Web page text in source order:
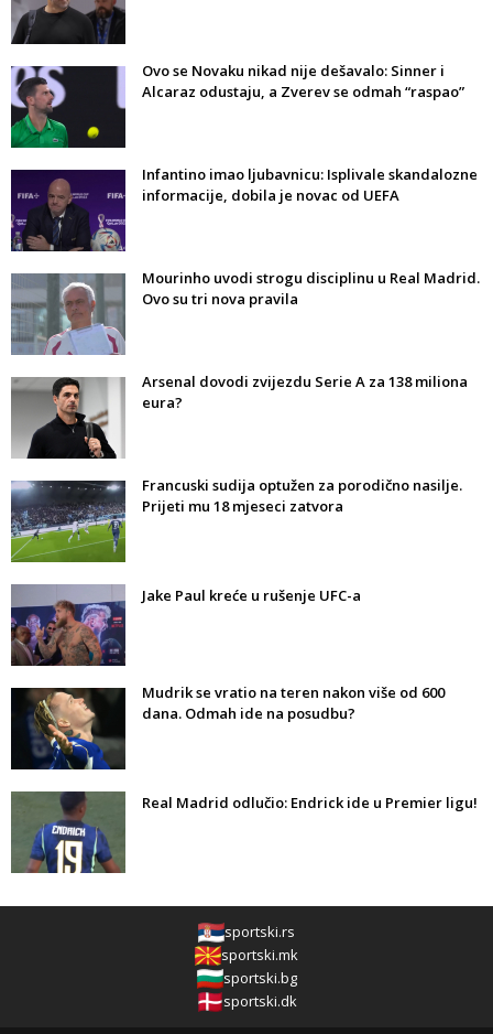
Ovo se Novaku nikad nije dešavalo: Sinner i
Alcaraz odustaju, a Zverev se odmah “raspao”
Infantino imao ljubavnicu: Isplivale skandalozne
informacije, dobila je novac od UEFA
Mourinho uvodi strogu disciplinu u Real Madrid.
Ovo su tri nova pravila
Arsenal dovodi zvijezdu Serie A za 138 miliona
eura?
Francuski sudija optužen za porodično nasilje.
Prijeti mu 18 mjeseci zatvora
Jake Paul kreće u rušenje UFC-a
Mudrik se vratio na teren nakon više od 600
dana. Odmah ide na posudbu?
Real Madrid odlučio: Endrick ide u Premier ligu!
sportski.rs
sportski.mk
sportski.bg
sportski.dk